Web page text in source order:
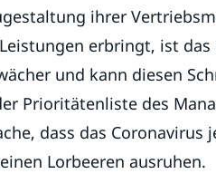
ihrer
erbringt, ist
und kann diesen
Prioritätenliste des
dass das
Lorbeeren ausruhen.